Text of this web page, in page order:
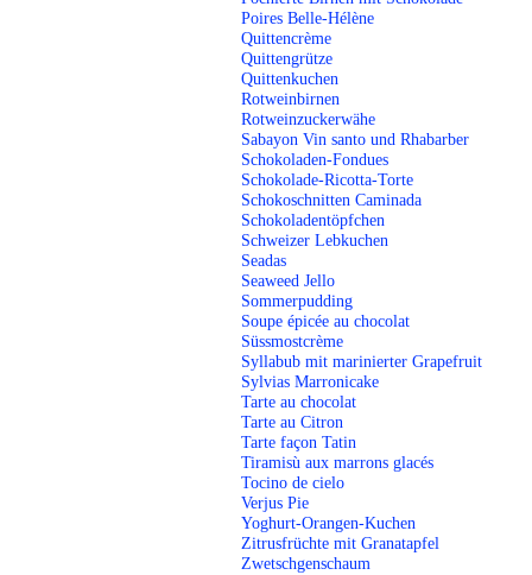
Poires Belle-Hélène
Quittencrème
Quittengrütze
Quittenkuchen
Rotweinbirnen
Rotweinzuckerwähe
Sabayon Vin santo und Rhabarber
Schokoladen-Fondues
Schokolade-Ricotta-Torte
Schokoschnitten Caminada
Schokoladentöpfchen
Schweizer Lebkuchen
Seadas
Seaweed Jello
Sommerpudding
Soupe épicée au chocolat
Süssmostcrème
Syllabub mit marinierter Grapefruit
Sylvias Marronicake
Tarte au chocolat
Tarte au Citron
Tarte façon Tatin
Tiramisù aux marrons glacés
Tocino de cielo
Verjus Pie
Yoghurt-Orangen-Kuchen
Zitrusfrüchte mit Granatapfel
Zwetschgenschaum